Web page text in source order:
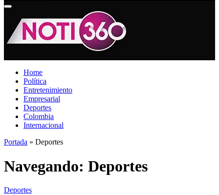
Home
Política
Entretenimiento
Empresarial
Deportes
Colombia
Internacional
Portada » Deportes
Navegando: Deportes
Deportes